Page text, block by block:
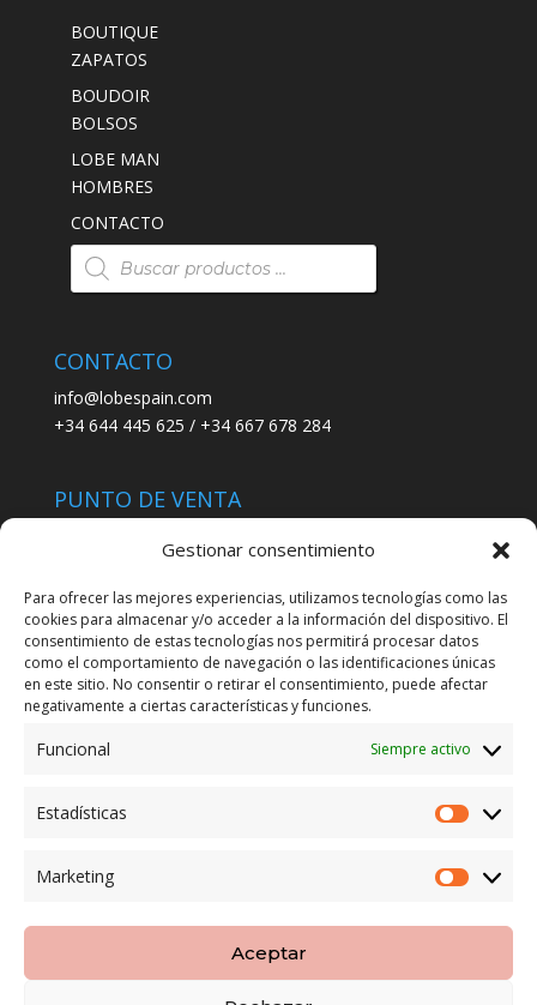
Gestionar consentimiento
Para ofrecer las mejores experiencias, utilizamos tecnologías como las
cookies para almacenar y/o acceder a la información del dispositivo. El
consentimiento de estas tecnologías nos permitirá procesar datos
como el comportamiento de navegación o las identificaciones únicas
en este sitio. No consentir o retirar el consentimiento, puede afectar
negativamente a ciertas características y funciones.
Funcional Siempre activo
Estadísticas
Marketing
Aceptar
BOUTIQUE
ZAPATOS
BOUDOIR
BOLSOS
LOBE MAN
HOMBRES
CONTACTO
Búsqueda
de
productos
CONTACTO
info@lobespain.com
+34 644 445 625 / +34 667 678 284
PUNTO DE VENTA
C/ San José 6, 11004 Cádiz
LEGAL
POLÍTICA DE ENVÍO
TERMINOS Y CONDICIONES